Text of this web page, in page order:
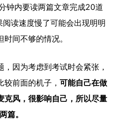
钟内要读两篇文章完成20道
读速度慢了可能会出现明明
间不够的情况。
因为考虑到考试时会紧张，
前面的机子， 可能自己在做
克风，很影响自己，所以尽量
篇。